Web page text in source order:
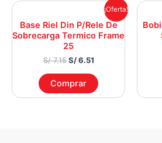
¡Oferta!
Base Riel Din P/Rele De
Sobrecarga Termico Frame
25
S/7.15
was:
S/ 7.15.
S/6.51
Current
price
is:
S/ 6.51.
Comprar